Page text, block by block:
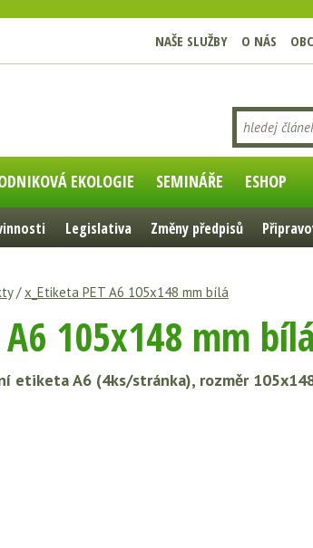
NAŠE SLUŽBY O NÁS
EKOLOGIE SEMINÁŘE ESHOP
Legislativa Změny předpisů
/x_Etiketa PET A6 105x148 mm bílá
105x148 mm bílá
etiketa A6 (4ks/stránka), rozměr